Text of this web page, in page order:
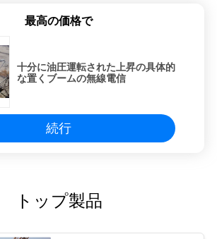
最高の価格で
十分に油圧運転された上昇の具体的
な置くブームの無線電信
続行
トップ製品